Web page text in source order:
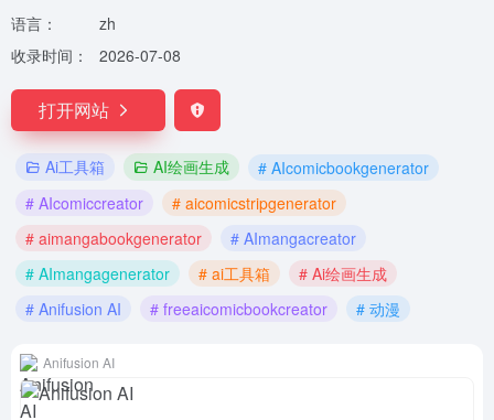
语言：
zh
收录时间：
2026-07-08
打开网站
Ai工具箱 AI绘画生成
# AIcomicbookgenerator
# AIcomiccreator
# aicomicstripgenerator
# aimangabookgenerator
# AImangacreator
# AImangagenerator
# ai工具箱
# Ai绘画生成
# Anifusion AI
# freeaicomicbookcreator # 动漫
Anifusion AI